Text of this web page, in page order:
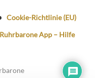
Cookie-Richtlinie (EU)
Ruhrbarone App – Hilfe